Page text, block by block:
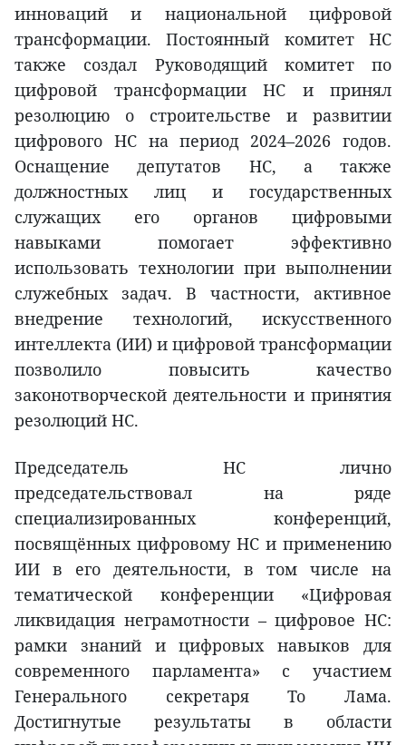
инноваций и национальной цифровой
трансформации. Постоянный комитет НС
также создал Руководящий комитет по
цифровой трансформации НС и принял
резолюцию о строительстве и развитии
цифрового НС на период 2024–2026 годов.
Оснащение депутатов НС, а также
должностных лиц и государственных
служащих его органов цифровыми
навыками помогает эффективно
использовать технологии при выполнении
служебных задач. В частности, активное
внедрение технологий, искусственного
интеллекта (ИИ) и цифровой трансформации
позволило повысить качество
законотворческой деятельности и принятия
резолюций НС.
Председатель НС лично
председательствовал на ряде
специализированных конференций,
посвящённых цифровому НС и применению
ИИ в его деятельности, в том числе на
тематической конференции «Цифровая
ликвидация неграмотности – цифровое НС:
рамки знаний и цифровых навыков для
современного парламента» с участием
Генерального секретаря То Лама.
Достигнутые результаты в области